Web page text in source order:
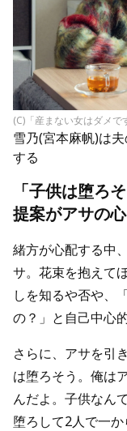
(C)「産まない女はダメで
雪乃(宮本麻帆)は
する
「子供は堕ろ
提案がアサの
緒方が心配する中
サ。花束を抱えて
しを知るや否や、
の？」と自己中心
さらに、アサを引
は堕ろそう。俺は
んだよ。子供なん
堕ろして2人で一